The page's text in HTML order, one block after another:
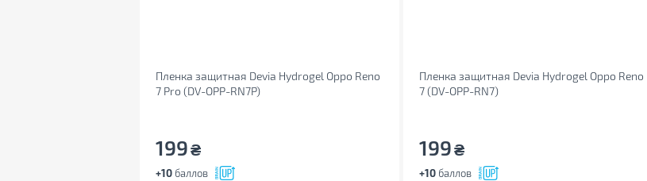
Пленка защитная Devia Hydrogel Oppo Reno
7 Pro (DV-OPP-RN7P)
199₴
+10 баллов
Пленка защитная Devia Hydrogel Oppo Reno
7 (DV-OPP-RN7)
199₴
+10баллов